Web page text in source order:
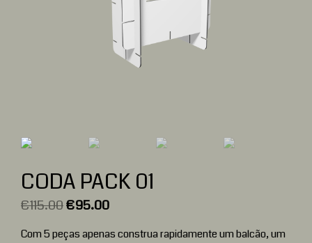
CODA PACK 01
€115.00€95.00
Com 5 peças apenas construa rapidamente um balcão, um